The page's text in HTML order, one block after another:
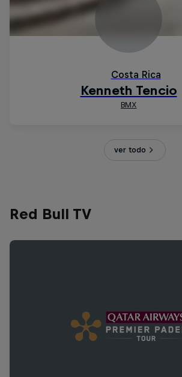
ver todo
Red Bull TV